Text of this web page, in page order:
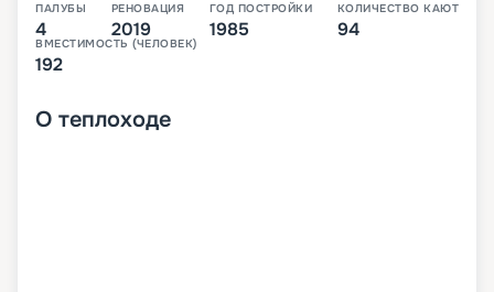
ПАЛУБЫ
4
РЕНОВАЦИЯ
2019
ГОД ПОСТРОЙКИ
1985
КОЛИЧЕСТВО КАЮТ
94
ВМЕСТИМОСТЬ (ЧЕЛОВЕК)
192
О теплоходе